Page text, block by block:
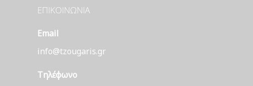
ΕΠΙΚΟΙΝΩΝΊΑ
Email
info@tzougaris.gr
Τηλέφωνο